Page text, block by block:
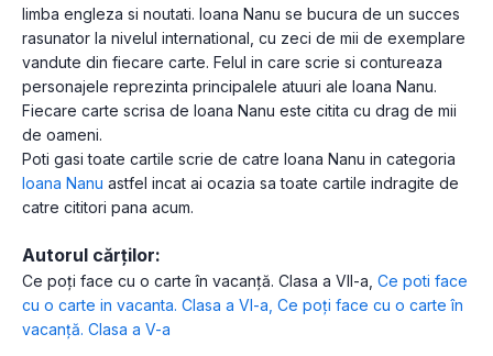
limba engleza si noutati. Ioana Nanu se bucura de un succes
rasunator la nivelul international, cu zeci de mii de exemplare
vandute din fiecare carte. Felul in care scrie si contureaza
personajele reprezinta principalele atuuri ale Ioana Nanu.
Fiecare carte scrisa de Ioana Nanu este citita cu drag de mii
de oameni.
Poti gasi toate cartile scrie de catre Ioana Nanu in categoria
Ioana Nanu astfel incat ai ocazia sa toate cartile indragite de
catre cititori pana acum.
Autorul cărților:
Ce poți face cu o carte în vacanță. Clasa a VII-a Ce poti face
cu o carte in vacanta. Clasa a VI-a Ce poți face cu o carte în
vacanță. Clasa a V-a